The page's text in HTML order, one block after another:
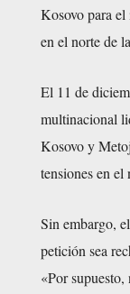
Kosovo para
en el norte de
El 11 de
multinacional
Kosovo y
tensiones en el
Sin embargo,
petición sea
«Por